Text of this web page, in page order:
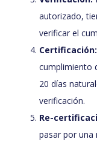
autorizado,
verificar el
Certificación:
cumplimiento
20 días
verificación.
Re-
pasar por una